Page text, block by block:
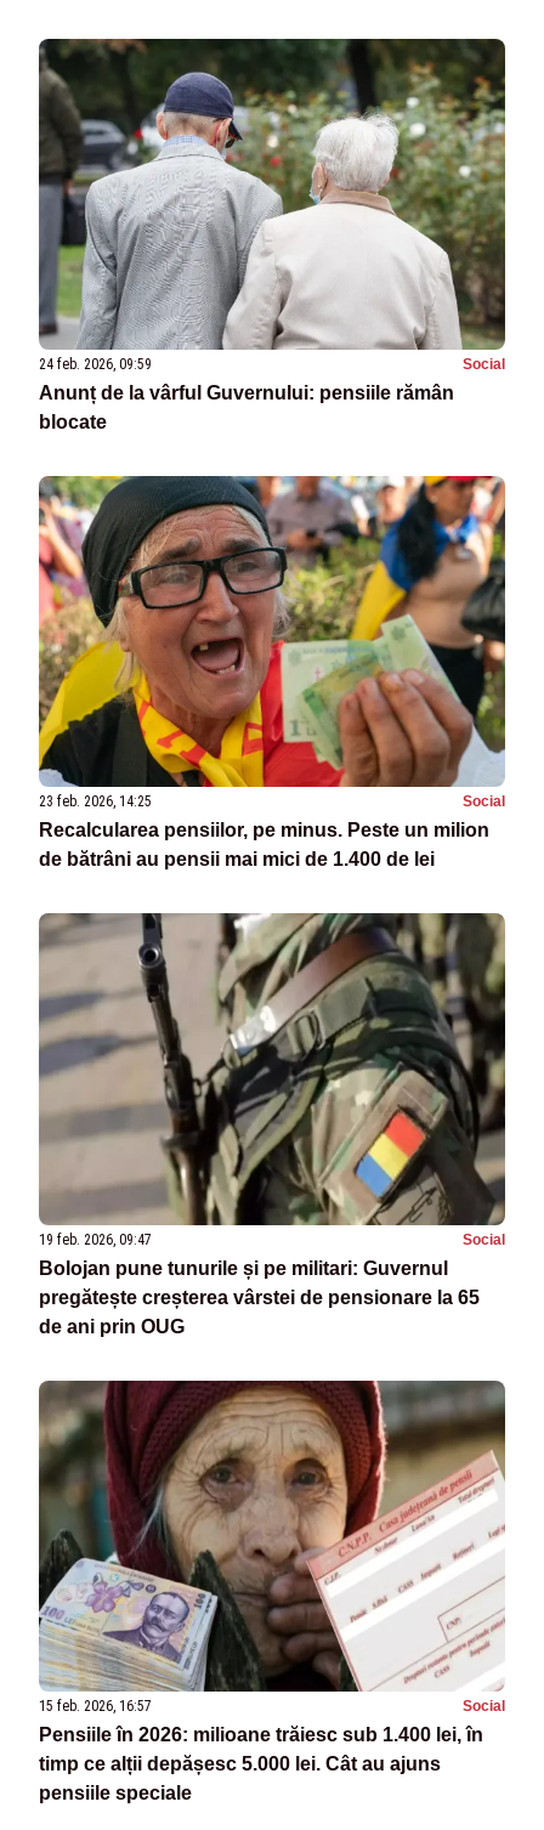
24 feb. 2026, 09:59 Social
Anunț de la vârful Guvernului: pensiile rămân
blocate
23 feb. 2026, 14:25 Social
Recalcularea pensiilor, pe minus. Peste un milion
de bătrâni au pensii mai mici de 1.400 de lei
19 feb. 2026, 09:47 Social
Bolojan pune tunurile și pe militari: Guvernul
pregătește creșterea vârstei de pensionare la 65
de ani prin OUG
15 feb. 2026, 16:57 Social
Pensiile în 2026: milioane trăiesc sub 1.400 lei, în
timp ce alții depășesc 5.000 lei. Cât au ajuns
pensiile speciale